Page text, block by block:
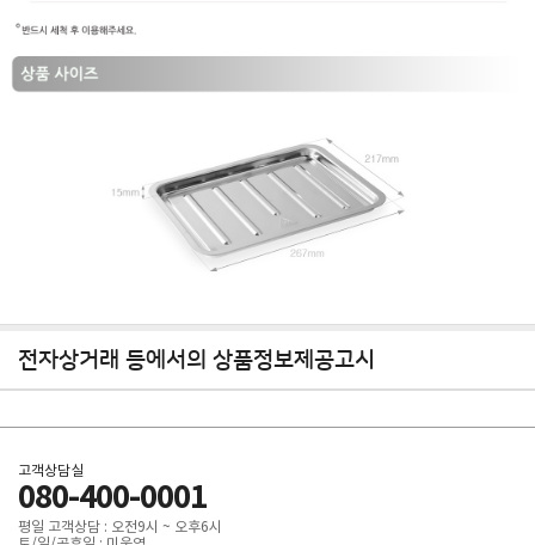
전자상거래 등에서의 상품정보제공고시
고객상담실
080-400-0001
평일 고객상담 : 오전9시 ~ 오후6시